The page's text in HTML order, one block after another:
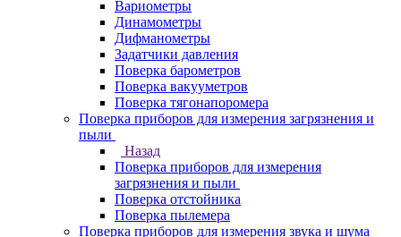
Вариометры
Динамометры
Дифманометры
Задатчики давления
Поверка барометров
Поверка вакууметров
Поверка тягонапоромера
Поверка приборов для измерения загрязнения и
пыли
Назад
Поверка приборов для измерения
загрязнения и пыли
Поверка отстойника
Поверка пылемера
Поверка приборов для измерения звука и шума